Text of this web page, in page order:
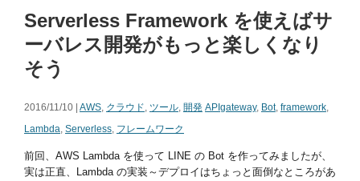
Serverless Framework を使えばサ
ーバレス開発がもっと楽しくなり
そう
2016/11/10 | AWS, クラウド, ツール, 開発 APIgateway, Bot, framework,
Lambda, Serverless, フレームワーク
前回、AWS Lambda を使って LINE の Bot を作ってみましたが、
実は正直、Lambda の実装～デプロイはちょっと面倒なところがあ